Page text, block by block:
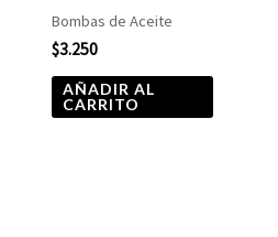
Bombas de Aceite
$3.250
AÑADIR AL
CARRITO